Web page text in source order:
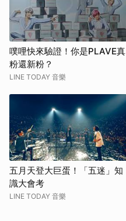
噗哩快來驗證！你是PLAVE真
粉還新粉？
LINE TODAY 音樂
五月天登大巨蛋！「五迷」知
識大會考
LINE TODAY 音樂